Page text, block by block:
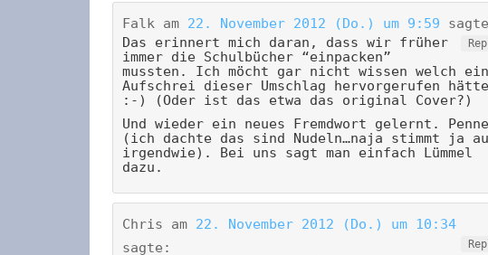
Falk am 22. November 2012 (Do.) um 9:59
Das erinnert mich daran, dass wir früher
immer die Schulbücher “einpacken”
mussten. Ich möcht gar nicht wissen welch ein
Aufschrei dieser Umschlag hervorgerufen hätte
:-) (Oder ist das etwa das original Cover?)
Und wieder ein neues Fremdwort gelernt. Penne
(ich dachte das sind Nudeln…naja stimmt ja
irgendwie). Bei uns sagt man einfach Lümmel
dazu.
Chris am 22. November 2012 (Do.) um 10:34
sagte: